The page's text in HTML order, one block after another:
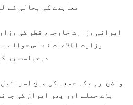
معاہدے کی بحالی کے
ایرانی وزارت خارجہ، قطر کی
وزارت اطلاعات نے اس حوالے
درخواست پر
واضح رہے کہ جمعہ کی صبح
بڑے حملے اور پھر ایران کی